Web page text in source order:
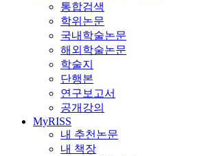
통합검색
학위논문
국내학술논문
해외학술논문
학술지
단행본
연구보고서
공개강의
MyRISS
내 추천논문
내 책장